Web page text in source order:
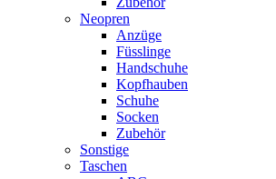
Neopren
Anzüge
Füsslinge
Handschuhe
Kopfhauben
Schuhe
Socken
Zubehör
Sonstige
Taschen